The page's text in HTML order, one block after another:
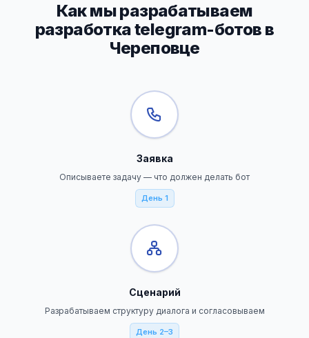
Как мы разрабатываем
разработка telegram-ботов в
Череповце
Заявка
Описываете задачу — что должен делать бот
День 1
Сценарий
Разрабатываем структуру диалога и согласовываем
День 2–3